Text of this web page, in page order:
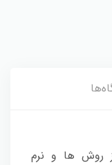
روش ها و نرم